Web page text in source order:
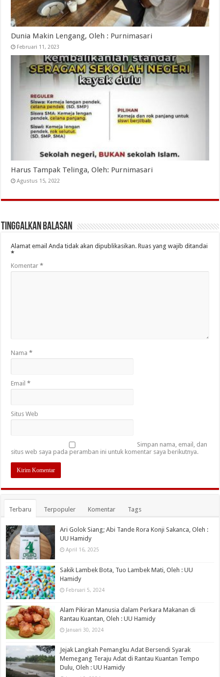
Dunia Makin Lengang, Oleh : Purnimasari
Februari 11, 2023
Harus Tampak Telinga, Oleh: Purnimasari
Agustus 15, 2022
Tinggalkan Balasan
Alamat email Anda tidak akan dipublikasikan. Ruas yang wajib ditandai
*
Komentar*
Nama*
Email*
Situs Web
Simpan nama, email, dan
situs web saya pada peramban ini untuk komentar saya berikutnya.
Terbaru Terpopuler Komentar Tags
Ari Golok Siang; Abi Tande Rora Konji Sakanca, Oleh :
UU Hamidy
April 16, 2025
Sakik Lambek Bota, Tuo Lambek Mati, Oleh : UU
Hamidy
Februari 5, 2024
Alam Pikiran Manusia dalam Perkara Makanan di
Rantau Kuantan, Oleh : UU Hamidy
Januari 30, 2024
Jejak Langkah Pemangku Adat Bersendi Syarak
Memegang Teraju Adat di Rantau Kuantan Tempo
Dulu, Oleh : UU Hamidy